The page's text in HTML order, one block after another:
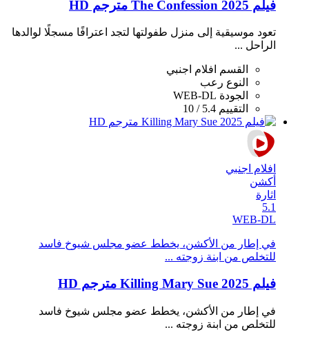
فيلم The Confession 2025 مترجم HD
تعود موسيقية إلى منزل طفولتها لتجد اعترافًا مسجلًا لوالدها
الراحل ...
القسم
افلام اجنبي
النوع رعب
الجودة WEB-DL
التقييم 5.4 / 10
افلام اجنبي
أكشن
اثارة
5.1
WEB-DL
في إطار من الأكشن، يخطط عضو مجلس شيوخ فاسد
للتخلص من ابنة زوجته ...
فيلم Killing Mary Sue 2025 مترجم HD
في إطار من الأكشن، يخطط عضو مجلس شيوخ فاسد
للتخلص من ابنة زوجته ...